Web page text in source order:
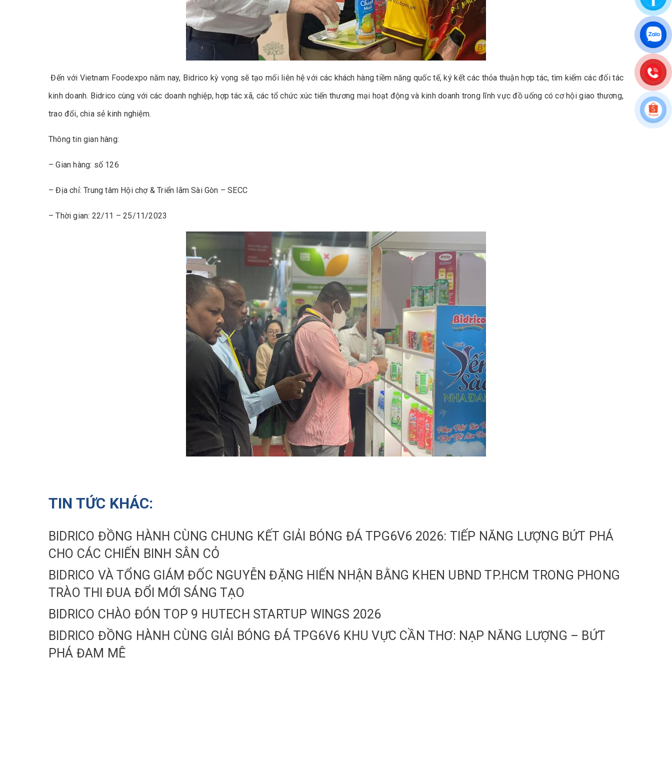
Đến với Vietnam Foodexpo năm nay, Bidrico kỳ vọng sẽ tạo mối liên hệ với các khách hàng tiềm năng quốc tế, ký kết các thỏa thuận hợp tác, tìm kiếm các đối tác
kinh doanh. Bidrico cùng với các doanh nghiệp, hợp tác xã, các tổ chức xúc tiến thương mại hoạt động và kinh doanh trong lĩnh vực đồ uống có cơ hội giao thương,
trao đổi, chia sẻ kinh nghiệm.
Thông tin gian hàng:
– Gian hàng: số 126
– Địa chỉ: Trung tâm Hội chợ & Triển lãm Sài Gòn – SECC
– Thời gian: 22/11 – 25/11/2023­
TIN TỨC KHÁC:
BIDRICO ĐỒNG HÀNH CÙNG CHUNG KẾT GIẢI BÓNG ĐÁ TPG6V6 2026: TIẾP NĂNG LƯỢNG BỨT PHÁ
CHO CÁC CHIẾN BINH SÂN CỎ
BIDRICO VÀ TỔNG GIÁM ĐỐC NGUYỄN ĐẶNG HIẾN NHẬN BẰNG KHEN UBND TP.HCM TRONG PHONG
TRÀO THI ĐUA ĐỔI MỚI SÁNG TẠO
BIDRICO CHÀO ĐÓN TOP 9 HUTECH STARTUP WINGS 2026
BIDRICO ĐỒNG HÀNH CÙNG GIẢI BÓNG ĐÁ TPG6V6 KHU VỰC CẦN THƠ: NẠP NĂNG LƯỢNG – BỨT
PHÁ ĐAM MÊ